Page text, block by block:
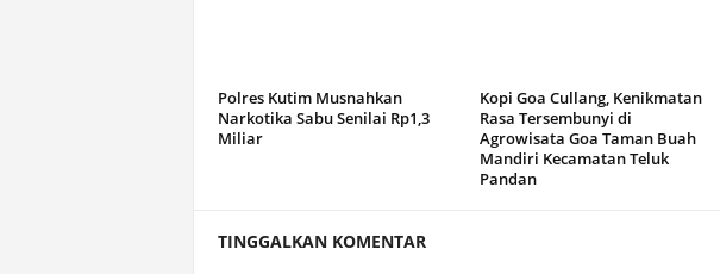
Polres Kutim Musnahkan
Narkotika Sabu Senilai Rp1,3
Miliar
Kopi Goa Cullang, Kenikmatan
Rasa Tersembunyi di
Agrowisata Goa Taman Buah
Mandiri Kecamatan Teluk
Pandan
TINGGALKAN KOMENTAR